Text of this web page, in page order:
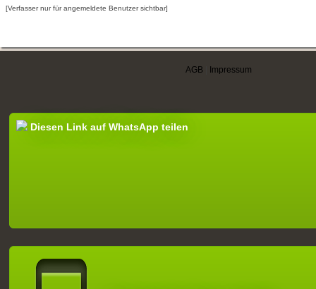
[Verfasser nur für angemeldete Benutzer sichtbar]
AGB Impressum
Diesen Link auf WhatsApp teilen